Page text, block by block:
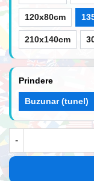
120x80cm
210x140cm
Prindere
Buzunar (tunel)
-